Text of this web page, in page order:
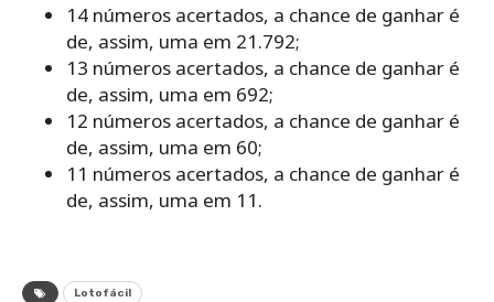
14 números acertados, a chance de ganhar é
de, assim, uma em 21.792;
13 números acertados, a chance de ganhar é
de, assim, uma em 692;
12 números acertados, a chance de ganhar é
de, assim, uma em 60;
11 números acertados, a chance de ganhar é
de, assim, uma em 11.
Lotofácil